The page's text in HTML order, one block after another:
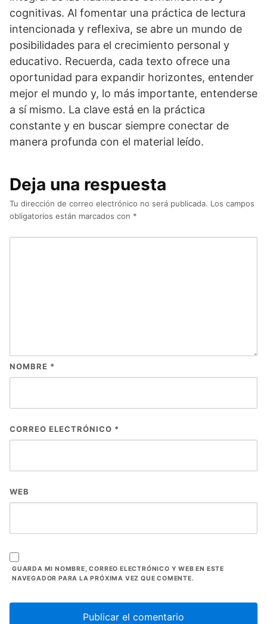
cognitivas. Al fomentar una práctica de lectura
intencionada y reflexiva, se abre un mundo de
posibilidades para el crecimiento personal y
educativo. Recuerda, cada texto ofrece una
oportunidad para expandir horizontes, entender
mejor el mundo y, lo más importante, entenderse
a sí mismo. La clave está en la práctica
constante y en buscar siempre conectar de
manera profunda con el material leído.
Deja una respuesta
Tu dirección de correo electrónico no será publicada. Los campos
obligatorios están marcados con *
NOMBRE *
CORREO ELECTRÓNICO *
WEB
GUARDA MI NOMBRE, CORREO ELECTRÓNICO Y WEB EN ESTE
NAVEGADOR PARA LA PRÓXIMA VEZ QUE COMENTE.